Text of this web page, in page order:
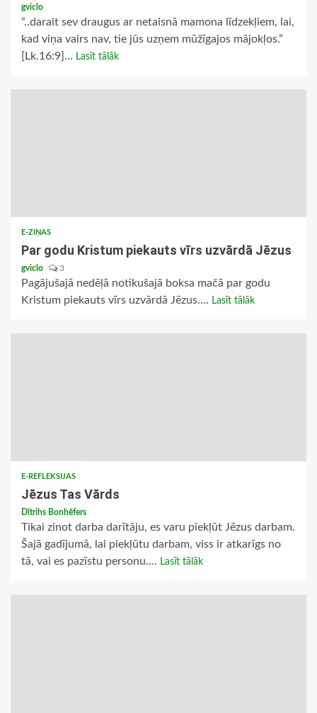
gviclo
“..darait sev draugus ar netaisnā mamona līdzekļiem, lai,
kad viņa vairs nav, tie jūs uzņem mūžīgajos mājokļos.”
[Lk.16:9]... Lasīt tālāk
E-ZIŅAS
Par godu Kristum piekauts vīrs uzvārdā Jēzus
gviclo 3
Pagājušajā nedēļā notikušajā boksa mačā par godu
Kristum piekauts vīrs uzvārdā Jēzus.... Lasīt tālāk
E-REFLEKSIJAS
Jēzus Tas Vārds
Dītrihs Bonhēfers
Tikai zinot darba darītāju, es varu piekļūt Jēzus darbam.
Šajā gadījumā, lai piekļūtu darbam, viss ir atkarīgs no
tā, vai es pazīstu personu.... Lasīt tālāk